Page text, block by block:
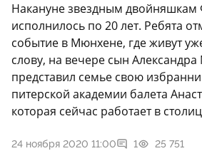
Накануне звездным двойняшкам
исполнилось по 20 лет. Ребята
событие в Мюнхене, где живут
слову, на вечере сын
представил семье свою
питерской академии балета
которая сейчас работает в
24 ноября 2020 11:00 1 25 751